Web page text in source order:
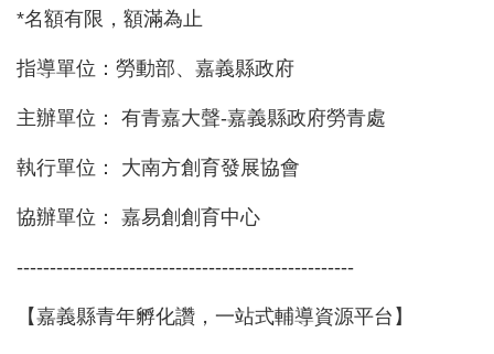
*名額有限，額滿為止
指導單位：勞動部、嘉義縣政府
主辦單位： 有青嘉大聲-嘉義縣政府勞青處
執行單位： 大南方創育發展協會
協辦單位： 嘉易創創育中心
---------------------------------------------------
【嘉義縣青年孵化讚，一站式輔導資源平台】